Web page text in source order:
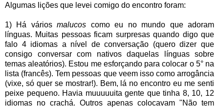
Algumas lições que levei comigo do encontro foram:
1) Há váriosmalucos como eu no mundo que adoram
línguas. Muitas pessoas ficam surpresas quando digo que
falo 4 idiomas a nível de conversação (quero dizer que
consigo conversar com nativos daquelas línguas sobre
temas aleatórios). Estou me esforçando para colocar o 5° na
lista (francês). Tem pessoas que veem isso como arrogância
(vixe, só quer se mostrar!). Bem, lá no encontro eu me senti
peixe pequeno. Havia muuuuuita gente que tinha 8, 10, 12
idiomas no crachá. Outros apenas colocavam "Não tem